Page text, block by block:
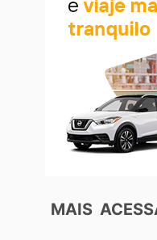
MAIS